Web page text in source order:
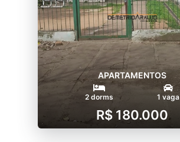
APARTAMENTOS
2 dorms 1 vaga
R$ 180.000